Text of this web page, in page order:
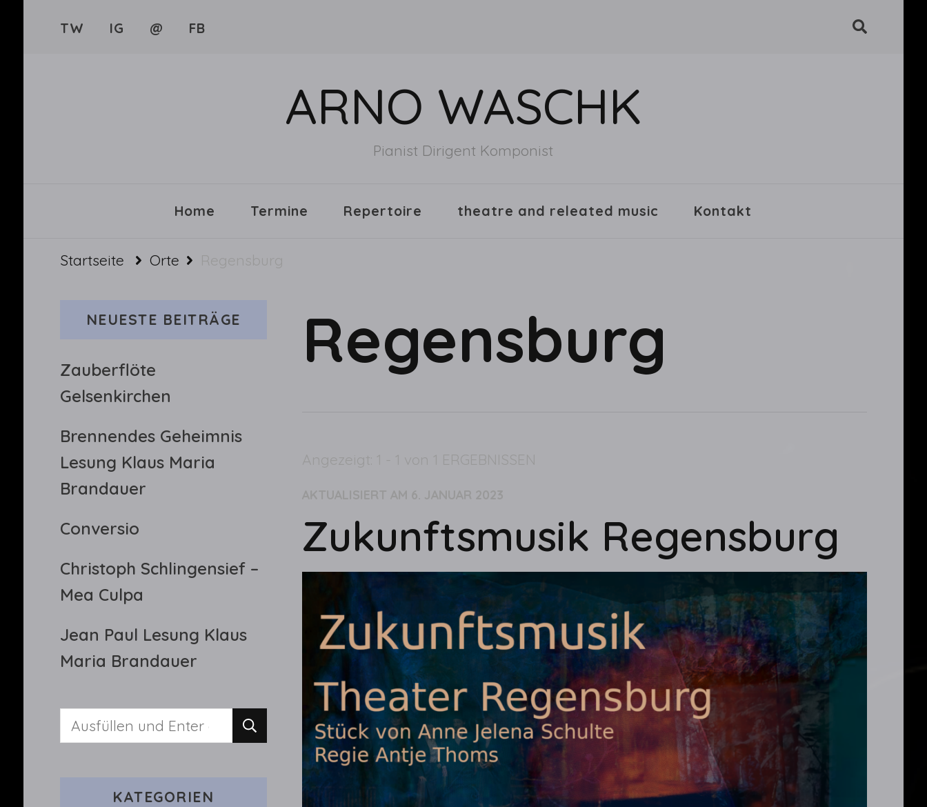
TW IG @ FB
ARNO WASCHK
Pianist Dirigent Komponist
Home Termine Repertoire theatre and releated music Kontakt
Startseite Orte Regensburg
Regensburg
Angezeigt: 1 - 1 von 1 ERGEBNISSEN
AKTUALISIERT AM 6. JANUAR 2023
Zukunftsmusik Regensburg
NEUESTE BEITRÄGE
Zauberflöte
Gelsenkirchen
Brennendes Geheimnis
Lesung Klaus Maria
Brandauer
Conversio
Christoph Schlingensief –
Mea Culpa
Jean Paul Lesung Klaus
Maria Brandauer
Suchst
KATEGORIEN